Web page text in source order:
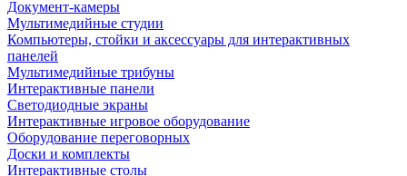
Документ-камеры
Мультимедийные студии
Компьютеры, стойки и аксессуары для интерактивных
панелей
Мультимедийные трибуны
Интерактивные панели
Светодиодные экраны
Интерактивные игровое оборудование
Оборудование переговорных
Доски и комплекты
Интерактивные столы